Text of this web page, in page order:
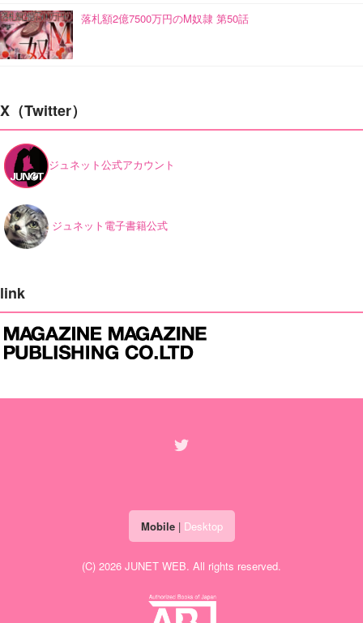
落札額2億7500万円のM奴隷 第50話
X（Twitter）
ジュネット公式アカウント
ジュネット電子書籍公式
link
Mobile| Desktop
(C) 2026 JUNET WEB. All rights reserved.